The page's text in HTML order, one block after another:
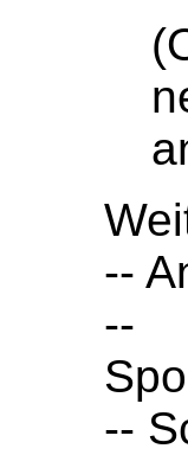
--
--
--